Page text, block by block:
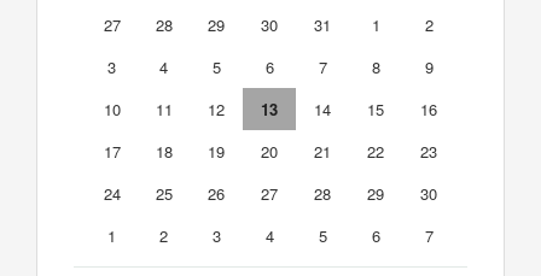
27
28 29 30 31 1
2
3
4 5 6 7 8
9
10
11 12 13 14 15
16
17
18 19 20 21 22
23
24
25 26 27 28 29
30
1
2 3 4 5 6 7